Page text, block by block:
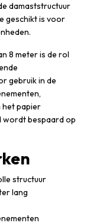
damaststructuur
geschikt is voor
8 meter is de rol
gebruik in de
het papier
wordt bespaard op
structuur
lang